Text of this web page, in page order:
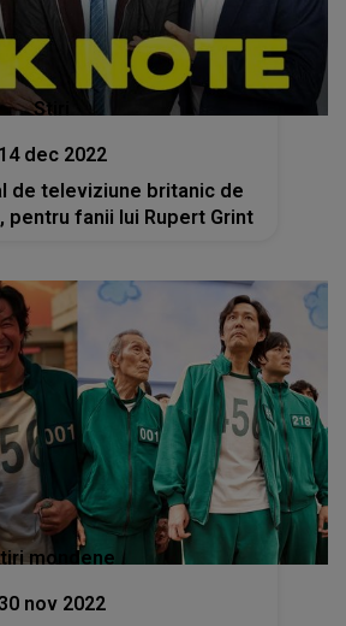
Stiri
14 dec 2022
de televiziune britanic de
pentru fanii lui Rupert Grint
mondene
nov 2022